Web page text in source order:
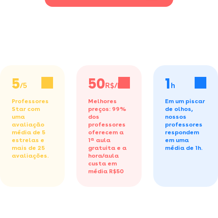
matemática
5/5
Professores
Star com
uma
avaliação
média de 5
estrelas e
mais de 25
avaliações.
50R$/h
Melhores
preços: 99%
dos
professores
oferecem a
1ª aula
gratuita e a
hora/aula
custa em
média R$50
1 h
Em um piscar
de olhos,
nossos
professores
respondem
em uma
média de 1h.